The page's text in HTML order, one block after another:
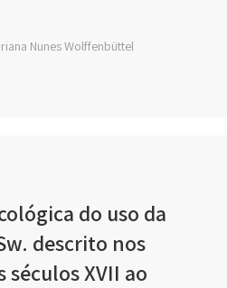
Nunes Wolffenbüttel
do uso da
descrito nos
XVII ao